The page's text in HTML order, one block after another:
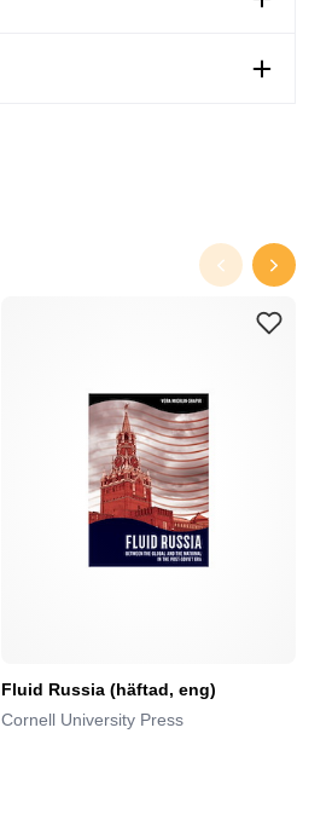
Fluid Russia (häftad, eng)
Cornell University Press